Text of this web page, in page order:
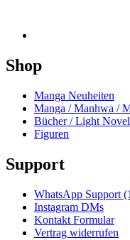
Shop
Manga Neuheiten
Manga / Manhwa /
Bücher / Light Novel
Figuren
Support
WhatsApp Support
Instagram DMs
Kontakt Formular
Vertrag widerrufen